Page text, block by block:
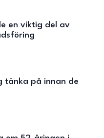
en viktig del av
tänka på innan de